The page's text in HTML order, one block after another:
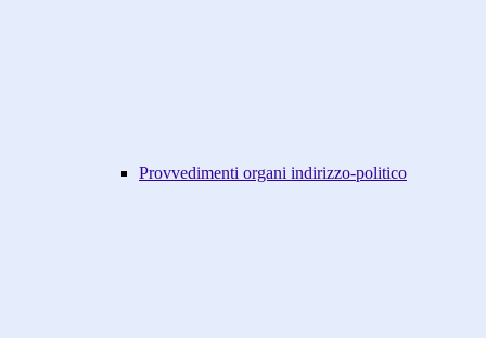
Provvedimenti organi indirizzo-politico